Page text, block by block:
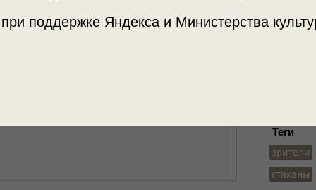
поддержке Яндекса и Министерства
Теги
зрители
стаканы
который организовал Михаил